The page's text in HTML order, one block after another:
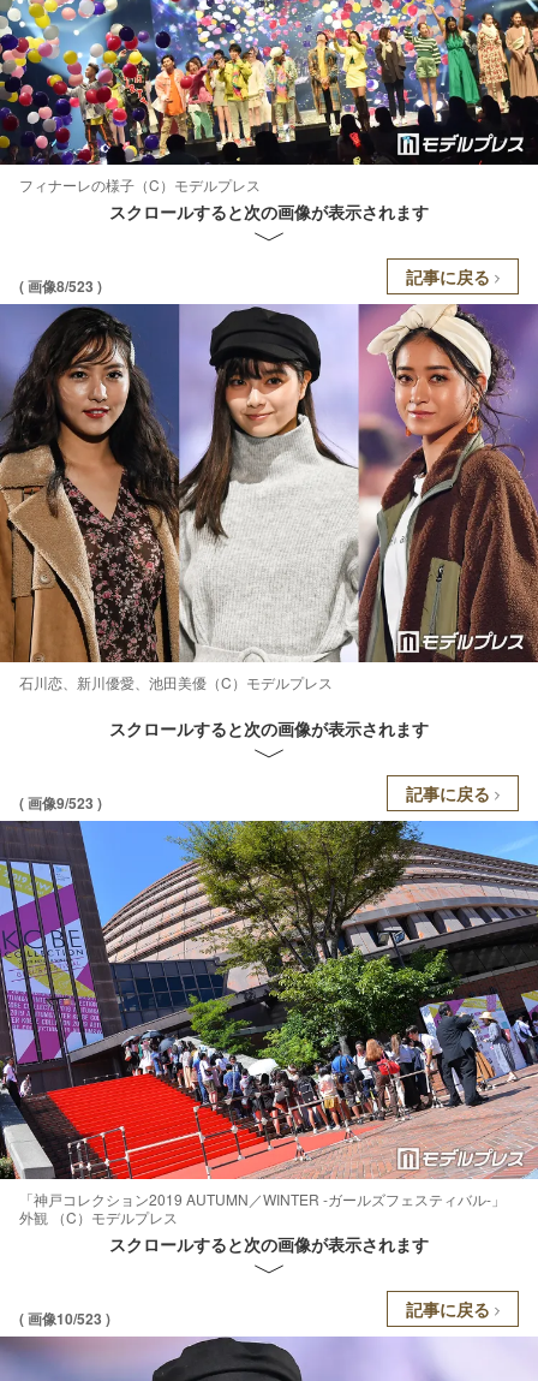
フィナーレの様子（C）モデルプレス
スクロールすると次の画像が表示されます
( 画像8/523 ) 記事に戻る
石川恋、新川優愛、池田美優（C）モデルプレス
スクロールすると次の画像が表示されます
( 画像9/523 ) 記事に戻る
「神戸コレクション2019 AUTUMN／WINTER -ガールズフェスティバル-」
外観 （C）モデルプレス
スクロールすると次の画像が表示されます
( 画像10/523 ) 記事に戻る